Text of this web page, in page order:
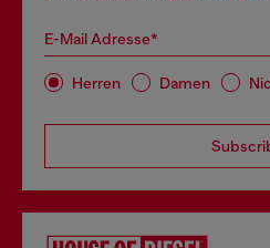
E-Mail Adresse*
Herren Damen